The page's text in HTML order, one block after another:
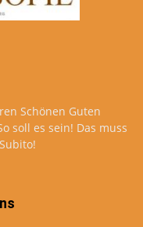
Schönen Guten
soll es sein! Das muss